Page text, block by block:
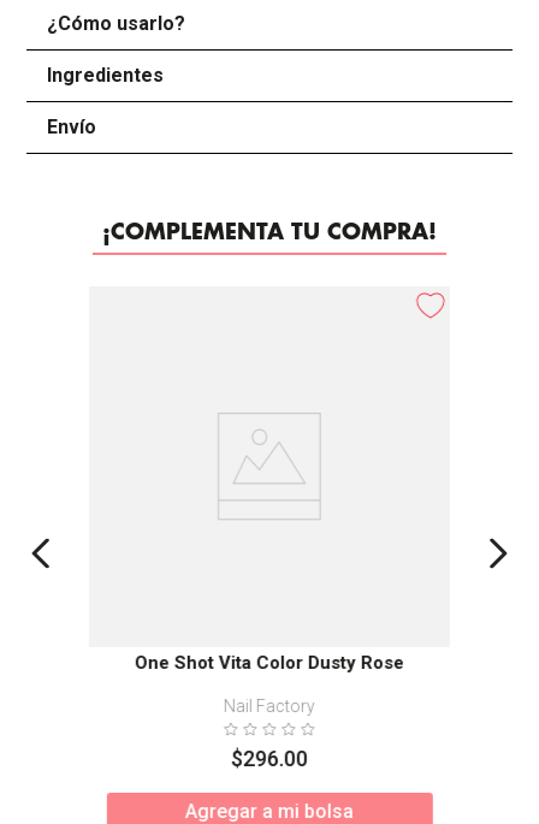
¿Cómo usarlo?
Ingredientes
Envío
¡COMPLEMENTA TU COMPRA!
One Shot Vita Color Dusty Rose
Nail Factory
$296.00
Agregar a mi bolsa